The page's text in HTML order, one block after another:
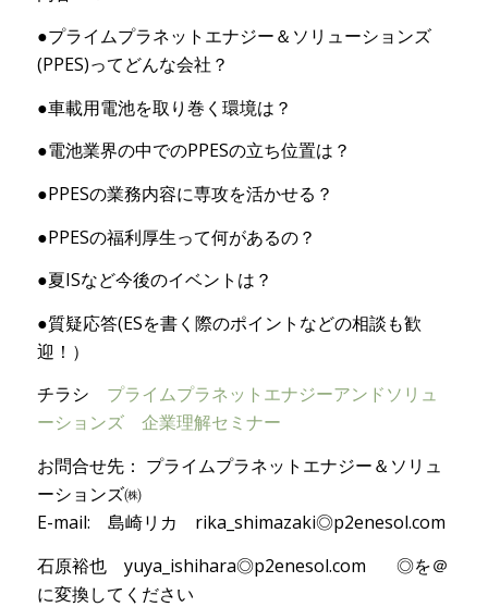
●プライムプラネットエナジー＆ソリューションズ
(PPES)ってどんな会社？
●車載用電池を取り巻く環境は？
●電池業界の中でのPPESの立ち位置は？
●PPESの業務内容に専攻を活かせる？
●PPESの福利厚生って何があるの？
●夏ISなど今後のイベントは？
●質疑応答(ESを書く際のポイントなどの相談も歓
迎！）
チラシ プライムプラネットエナジーアンドソリュ
ーションズ 企業理解セミナー
お問合せ先： プライムプラネットエナジー＆ソリュ
ーションズ㈱
E-mail: 島崎リカ rika_shimazaki◎p2enesol.com
石原裕也 yuya_ishihara◎p2enesol.com ◎を＠
に変換してください